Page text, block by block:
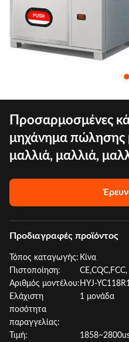
Προσαρμοσμένες
μηχάνημα πώλησης
μαλλιά, μαλλιά,
Προδιαγραφές προϊόντος
Τόπος καταγωγής: Κίνα
Πιστοποίηση:
Αριθμός μοντέλου: HYJ-
Ελάχιστη
ποσότητα
παραγγελίας:
1 μονάδα
Τιμή: